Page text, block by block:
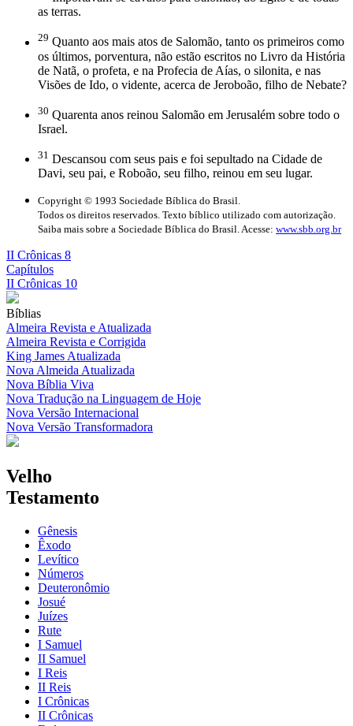
as terras.
29 Quanto aos mais atos de Salomão, tanto os primeiros como
os últimos, porventura, não estão escritos no Livro da História
de Natã, o profeta, e na Profecia de Aías, o silonita, e nas
Visões de Ido, o vidente, acerca de Jeroboão, filho de Nebate?
30 Quarenta anos reinou Salomão em Jerusalém sobre todo o
Israel.
31 Descansou com seus pais e foi sepultado na Cidade de
Davi, seu pai, e Roboão, seu filho, reinou em seu lugar.
Copyright © 1993 Sociedade Bíblica do Brasil.
Todos os direitos reservados. Texto bíblico utilizado com autorização.
Saiba mais sobre a Sociedade Bíblica do Brasil. Acesse: www.sbb.org.br
II Crônicas 8
Capítulos
II Crônicas 10
Bíblias
Almeira Revista e Atualizada
Almeira Revista e Corrigida
King James Atualizada
Nova Almeida Atualizada
Nova Bíblia Viva
Nova Tradução na Linguagem de Hoje
Nova Versão Internacional
Nova Versão Transformadora
Velho
Testamento
Gênesis
Êxodo
Levítico
Números
Deuteronômio
Josué
Juízes
Rute
I Samuel
II Samuel
I Reis
II Reis
I Crônicas
II Crônicas